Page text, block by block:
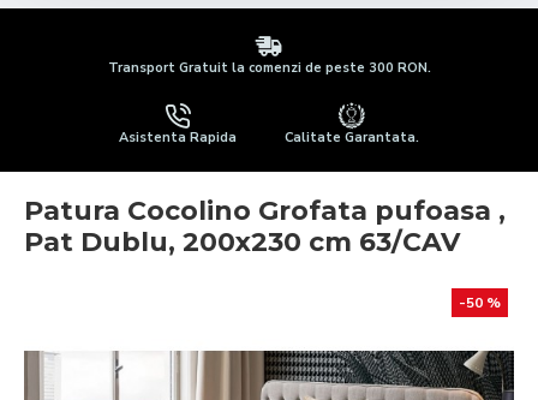
Transport Gratuit la comenzi de peste 300 RON.
Asistenta Rapida Calitate Garantata.
Patura Cocolino Grofata pufoasa ,
Pat Dublu, 200x230 cm 63/CAV
-50 %